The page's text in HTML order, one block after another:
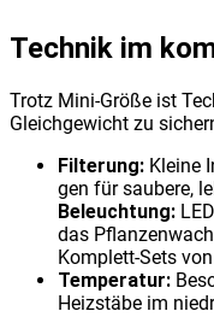
Tech­nik im
Trotz Mini-Grö­ße ist
Gleich­ge­wicht zu
Fil­te­rung: Klei­ne
gen für sau­be­re,
Beleuch­tung:
das
Kom­plett-Sets
Tem­pe­ra­tur:
Heiz­stä­be im